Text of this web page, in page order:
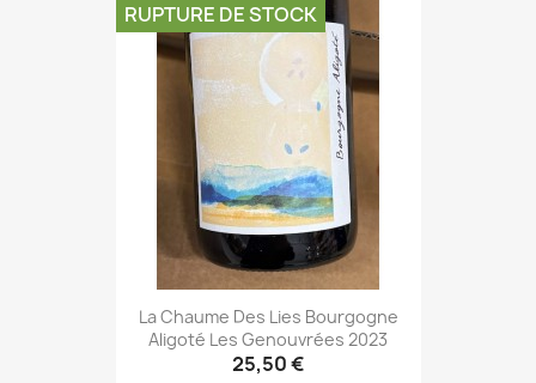
La Chaume Des Lies Bourgogne
Aligoté Les Genouvrées 2023
25,50 €
RUPTURE DE STOCK